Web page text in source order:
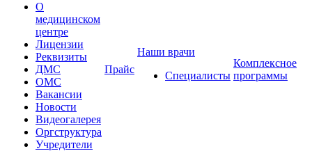
О
медицинском
центре
Лицензии
Реквизиты
ДМС
ОМС
Вакансии
Новости
Видеогалерея
Оргструктура
Учредители
Прайс
Наши врачи
Специалисты
Комплексное
программы